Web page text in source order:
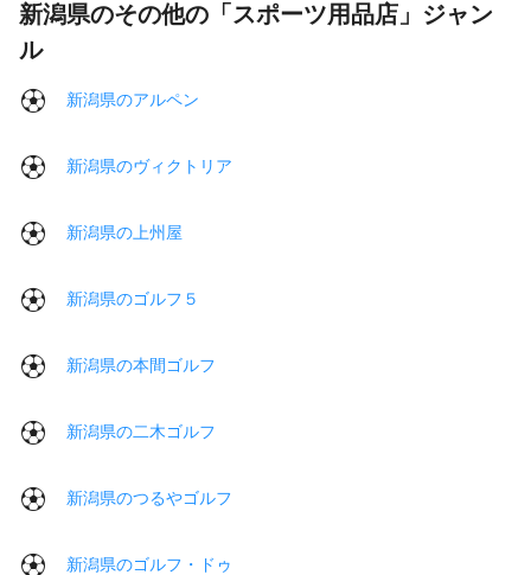
新潟県のその他の「スポーツ用品店」ジャン
ル
新潟県のアルペン
新潟県のヴィクトリア
新潟県の上州屋
新潟県のゴルフ５
新潟県の本間ゴルフ
新潟県の二木ゴルフ
新潟県のつるやゴルフ
新潟県のゴルフ・ドゥ